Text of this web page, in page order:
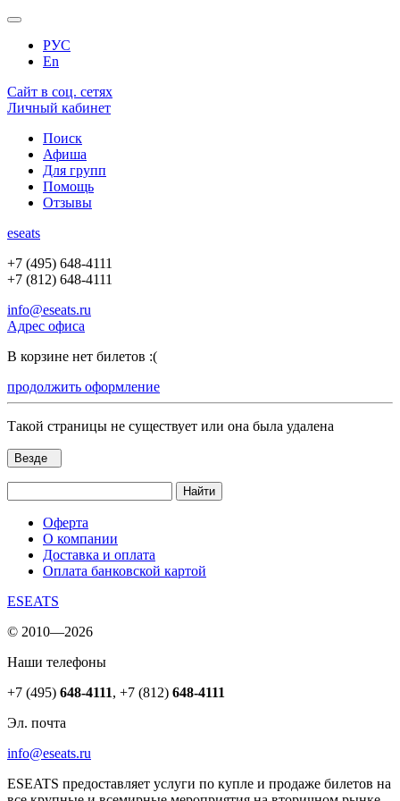
РУС
En
Сайт в соц. сетях
Личный кабинет
Поиск
Афиша
Для групп
Помощь
Отзывы
eseats
+7 (495) 648-4111
+7 (812) 648-4111
info@eseats.ru
Адрес офиса
В корзине нет билетов :(
продолжить оформление
Такой страницы не существует или она была удалена
Везде
Найти
Оферта
О компании
Доставка и оплата
Оплата банковской картой
ESEATS
© 2010—2026
Наши телефоны
+7 (495) 648-4111, +7 (812) 648-4111
Эл. почта
info@eseats.ru
ESEATS предоставляет услуги по купле и продаже билетов на